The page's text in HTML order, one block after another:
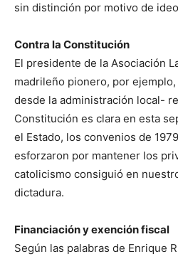
sin distinción por motivo de
Contra la Constitución
El presidente de la Asociación
madrileño pionero, por
desde la administración local-
Constitución es clara en esta
el Estado, los convenios de
esforzaron por mantener los
catolicismo consiguió en
dictadura.
Financiación y exención fiscal
Según las palabras de Enrique